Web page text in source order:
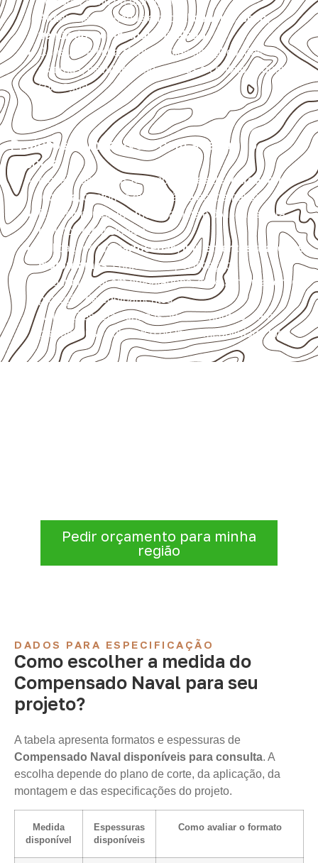
Armazene as chapas em local coberto, seco,
ventilado e com apoio nivelado.
Consulte a ficha técnica antes de aplicações
externas, estruturais ou sujeitas a contato frequente
com água.
Projetos compatíveis com avaliação
técnica
Móveis, divisórias e componentes de marcenaria
técnica , conforme exposição e acabamento.
Revestimentos internos, painéis e divisórias para
projetos profissionais.
Aplicações em carrocerias, implementos, trailers e
motorhomes, conforme especificação.
Uso industrial em embalagens, caixas, montagem e
proteção de equipamentos.
Aplicações relacionadas ao setor náutico, sem
presumir uso submerso ou impermeabilidade total.
Pedir orçamento para minha
região
DADOS PARA ESPECIFICAÇÃO
Como escolher a medida do
Compensado Naval para seu
projeto?
A tabela apresenta formatos e espessuras de
Compensado Naval disponíveis para consulta. A
escolha depende do plano de corte, da aplicação, da
montagem e das especificações do projeto.
Medida
disponível
Espessuras
disponíveis
Como avaliar o formato